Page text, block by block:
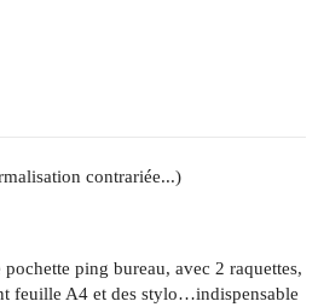
contrariée...)
pochette ping bureau, avec 2 raquettes,
feuille A4 et des stylo…indispensable